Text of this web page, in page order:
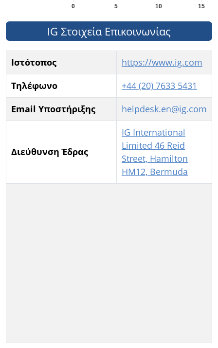
IG Στοιχεία Επικοινωνίας
Ιστότοπος
https://www.ig.com
Τηλέφωνο
+44 (20) 7633 5431
Email Υποστήριξης
helpdesk.en@ig.com
Διεύθυνση Έδρας
IG International
Limited 46 Reid
Street, Hamilton
HM12, Bermuda